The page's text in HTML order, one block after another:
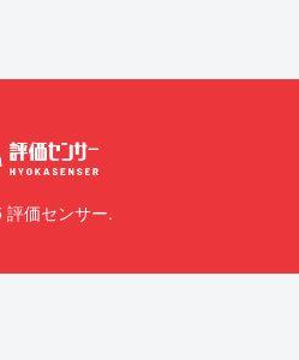
価センサー.